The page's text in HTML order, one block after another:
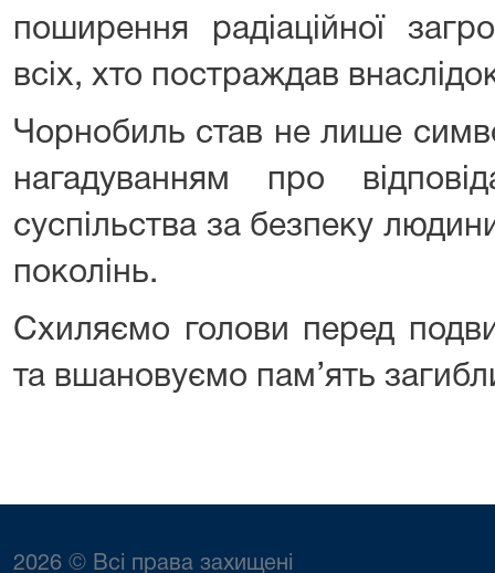
поширення радіаційної
всіх, хто постраждав внаслідок
Чорнобиль став не лише
нагадуванням про
суспільства за безпеку
поколінь.
Схиляємо голови перед
та вшановуємо пам’ять
2026 © Всі права захищені